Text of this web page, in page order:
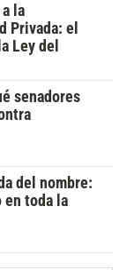
la
Privada: el
Ley del
senadores
del nombre:
en toda la